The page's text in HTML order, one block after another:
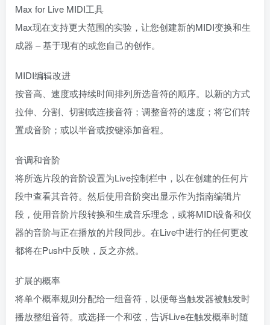
Max for Live MIDI工具
Max现在支持更大范围的实验，让您创建新的MIDI变换和生
成器 – 基于现有的或您自己的创作。
MIDI编辑改进
按音高、速度或持续时间排列所选音符的顺序。以新的方式
拉伸、分割、切割或连接音符；调整音符的速度；将它们转
置成音阶；或以半音或按键添加音程。
音调和音阶
将所选片段的音阶设置为Live控制栏中，以在创建的任何片
段中查看其音符。然后使用音阶突出显示作为指南编辑片
段，使用音阶片段转换和生成音乐理念，或将MIDI设备和仪
器的音阶与正在播放的片段同步。在Live中进行的任何更改
都将在Push中反映，反之亦然。
扩展的概率
将单个概率规则分配给一组音符，以便每当触发器被触发时
播放整组音符。或选择一个和弦，告诉Live在触发概率时随